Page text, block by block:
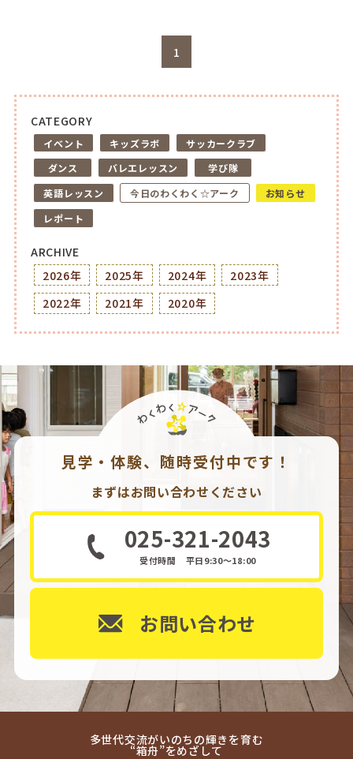
1
CATEGORY
イベント キッズラボ
サッカークラブ
ダンス
バレエレッスン
学び隊
英語レッスン
今日のわくわく☆アーク
お知らせ
レポート
ARCHIVE
2026年
2025年 2024年
2023年
2022年
2021年 2020年
見学・体験、随時受付中です！
まずはお問い合わせください
025-321-2043
受付時間 平日9:30～18:00
お問い合わせ
多世代交流がいのちの輝きを育む
“箱舟”をめざして